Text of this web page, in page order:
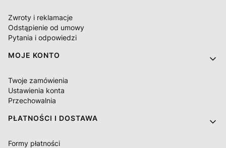
Zwroty i reklamacje
Odstąpienie od umowy
Pytania i odpowiedzi
MOJE KONTO
Twoje zamówienia
Ustawienia konta
Przechowalnia
PŁATNOŚCI I DOSTAWA
Formy płatności